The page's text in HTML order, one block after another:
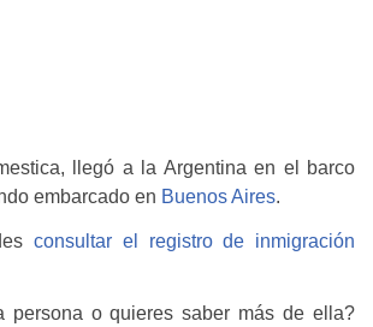
llegó a la Argentina en el barco
embarcado en Buenos Aires.
consultar el registro de inmigración
persona o quieres saber más de ella?